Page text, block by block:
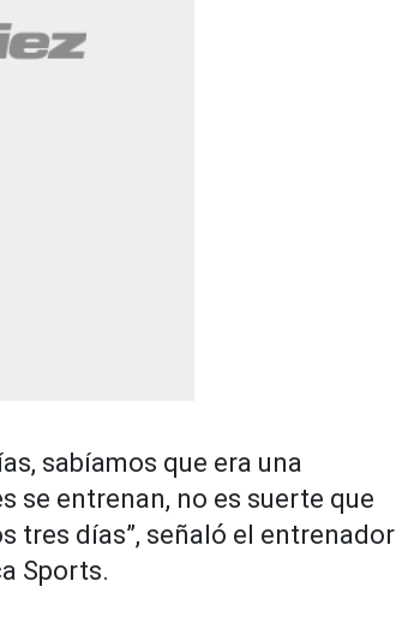
sabíamos que era una
se entrenan, no es suerte que
tres días”, señaló el entrenador
Sports.